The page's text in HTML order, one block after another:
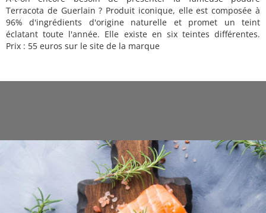
Terracota de Guerlain ? Produit iconique, elle est composée à
96% d'ingrédients d'origine naturelle et promet un teint
éclatant toute l'année. Elle existe en six teintes différentes.
Prix : 55 euros sur le site de la marque